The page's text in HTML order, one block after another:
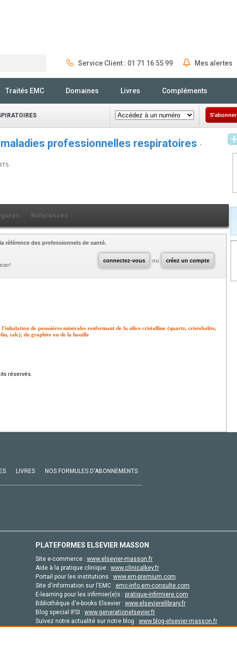
Service Client : 01 71 16 55 99 Mes alertes
Traités EMC Domaines Livres Compléments
S'abonner
professionnelles respiratoires -
Références
connectez-vous ou créez un compte
référence des professionnels de santé.
l'inhalation de poussières minérales renfermant de la silice cristalline (quartz, cristobalite,
talc), du graphite ou de la houille
réservés.
LIVRES NOS FORMULES D'ABONNEMENTS
PLATEFORMES ELSEVIER MASSON
Site e-commerce : www.elsevier-masson.fr
Aide à la pratique clinique : www.clinicalkey.fr
Portail pour les institutions : www.em-premium.com
Site d'information sur l'EMC : emc-info.em-consulte.com
E-learning pour les infirmier(e)s : pratique-infirmiere.com
Bibliothèque d'e-books Elsevier : www.elsevierelibrary.fr
Blog special IFSI : www.generationelsevier.fr
Suivez notre actualité sur notre blog : www.blog-elsevier-masson.fr